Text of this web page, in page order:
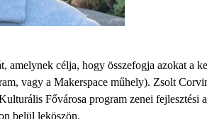
amelynek célja, hogy összefogja azokat a
vagy a Makerspace műhely). Zsolt
Fővárosa program zenei fejlesztési
belül leköszön.